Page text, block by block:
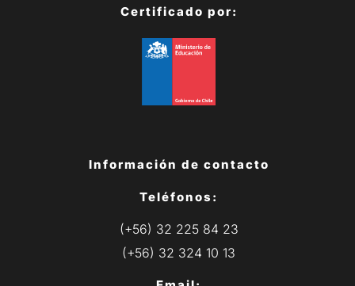
Certificado por:
Información de contacto
Teléfonos:
(+56) 32 225 84 23
(+56) 32 324 10 13